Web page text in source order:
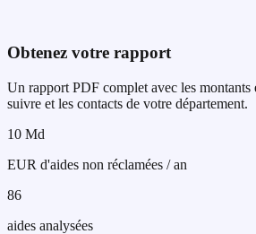
Obtenez votre rapport
Un rapport PDF complet avec les montants
suivre et les contacts de votre département.
10 Md
EUR d'aides non réclamées / an
86
aides analysées